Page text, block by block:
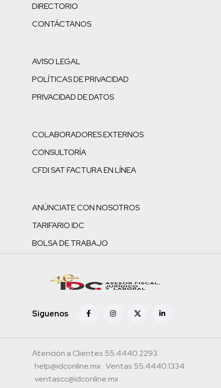
DIRECTORIO
CONTÁCTANOS
AVISO LEGAL
POLÍTICAS DE PRIVACIDAD
PRIVACIDAD DE DATOS
COLABORADORES EXTERNOS
CONSULTORÍA
CFDI SAT FACTURA EN LÍNEA
ANÚNCIATE CON NOSOTROS
TARIFARIO IDC
BOLSA DE TRABAJO
Siguenos
Atención a Clientes 55.4440.2293
help@idconline.mx Ventas 55.4440.1334
ventascc@idconline.mx